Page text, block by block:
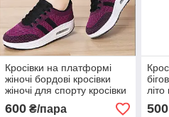
Кросівки на платформі
жіночі бордові кросівки
жіночі для спорту кросівки
на танкетці
600₴/пара 500